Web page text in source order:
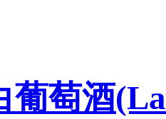
葡萄酒